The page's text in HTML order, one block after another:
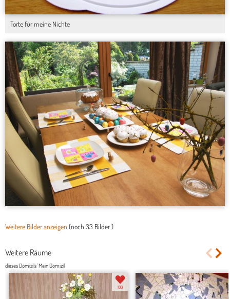
Torte für meine Nichte
Weitere Bilder anzeigen (noch 33 Bilder)
Weitere Räume
dieses Domizils 'Mein Domizil'
188